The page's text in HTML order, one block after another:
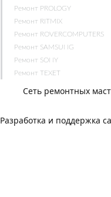
Ремонт PROLOGY
Ремонт RITMIX
Ремонт ROVERCOMPUTERS
Ремонт SAMSUNG
Ремонт SONY
Ремонт TEXET
Сеть ремонтных
Разработка и поддержка